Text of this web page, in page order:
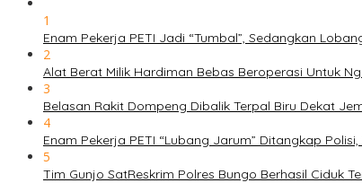
1
Enam Pekerja PETI Jadi “Tumbal”, Sedangkan
2
Alat Berat Milik Hardiman Bebas Beroperasi Untuk
3
Belasan Rakit Dompeng Dibalik Terpal Biru Dekat
4
Enam Pekerja PETI “Lubang Jarum” Ditangkap
5
Tim Gunjo SatReskrim Polres Bungo Berhasil Ciduk